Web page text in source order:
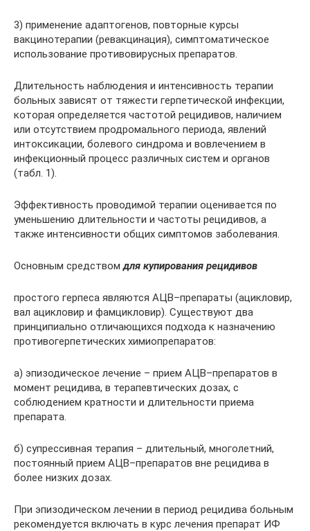
3) применение адаптогенов, повторные курсы
вакцинотерапии (ревакцинация), симптоматическое
использование противовирусных препаратов.
Длительность наблюдения и интенсивность терапии
больных зависят от тяжести герпетической инфекции,
которая определяется частотой рецидивов, наличием
или отсутствием продромального периода, явлений
интоксикации, болевого синдрома и вовлечением в
инфекционный процесс различных систем и органов
(табл. 1).
Эффективность проводимой терапии оценивается по
уменьшению длительности и частоты рецидивов, а
также интенсивности общих симптомов заболевания.
Основным средствомдля купирования рецидивов
простого герпеса являются АЦВ–препараты (ацикловир,
вал ацикловир и фамцикловир). Существуют два
принципиально отличающихся подхода к назначению
противогерпетических химиопрепаратов:
а) эпизодическое лечение – прием АЦВ–препаратов в
момент рецидива, в терапевтических дозах, с
соблюдением кратности и длительности приема
препарата.
б) супрессивная терапия – длительный, многолетний,
постоянный прием АЦВ–препаратов вне рецидива в
более низких дозах.
При эпизодическом лечении в период рецидива больным
рекомендуется включать в курс лечения препарат ИФ